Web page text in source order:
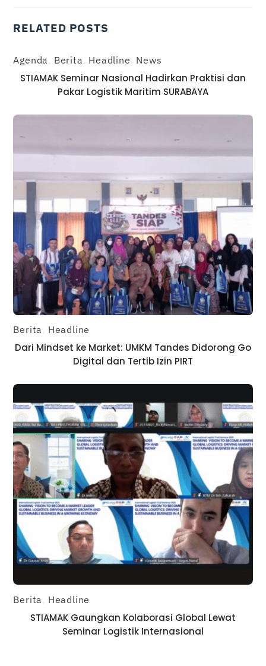
RELATED POSTS
Agenda Berita Headline News
STIAMAK Seminar Nasional Hadirkan Praktisi dan
Pakar Logistik Maritim SURABAYA
Berita , Headline
Dari Mindset ke Market: UMKM Tandes Didorong Go
Digital dan Tertib Izin PIRT
Berita Headline
STIAMAK Gaungkan Kolaborasi Global Lewat
Seminar Logistik Internasional